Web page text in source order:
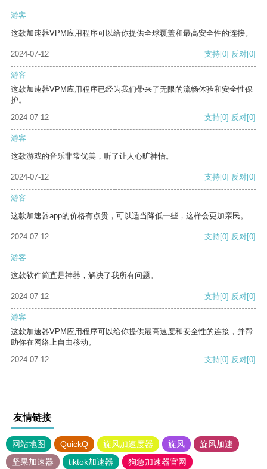
游客
这款加速器VPM应用程序可以给你提供全球覆盖和最高安全性的连接。
2024-07-12 支持[0] 反对[0]
游客
这款加速器VPM应用程序已经为我们带来了无限的流畅体验和安全性保
护。
2024-07-12
支持[0] 反对[0]
游客
这款游戏的音乐非常优美，听了让人心旷神怡。
2024-07-12 支持[0] 反对[0]
游客
这款加速器app的价格有点贵，可以适当降低一些，这样会更加亲民。
2024-07-12 支持[0] 反对[0]
游客
这款软件简直是神器，解决了我所有问题。
2024-07-12 支持[0] 反对[0]
游客
这款加速器VPM应用程序可以给你提供最高速度和安全性的连接，并帮
助你在网络上自由移动。
2024-07-12
支持[0] 反对[0]
友情链接
网站地图 QuickQ 旋风加速度器 旋风
旋风加速
坚果加速器
tiktok加速器 狗急加速器官网